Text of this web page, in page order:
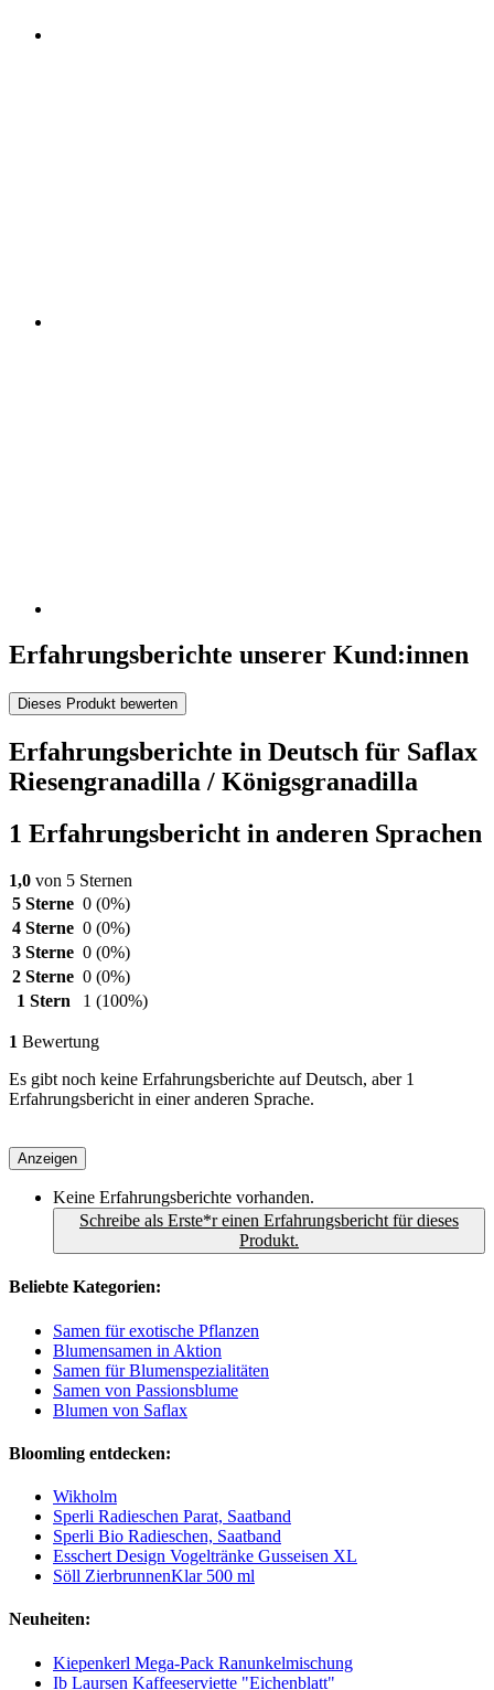
Erfahrungsberichte unserer Kund:innen
Dieses Produkt bewerten
Erfahrungsberichte in Deutsch für Saflax
Riesengranadilla / Königsgranadilla
1 Erfahrungsbericht in anderen Sprachen
1,0 von 5 Sternen
5 Sterne 0 (0%)
4 Sterne 0 (0%)
3 Sterne 0 (0%)
2 Sterne 0 (0%)
1 Stern
1 (100%)
1 Bewertung
Es gibt noch keine Erfahrungsberichte auf Deutsch, aber 1
Erfahrungsbericht in einer anderen Sprache.
Anzeigen
Keine Erfahrungsberichte vorhanden.
Schreibe als Erste*r einen Erfahrungsbericht für dieses
Produkt.
Beliebte Kategorien:
Samen für exotische Pflanzen
Blumensamen in Aktion
Samen für Blumenspezialitäten
Samen von Passionsblume
Blumen von Saflax
Bloomling entdecken:
Wikholm
Sperli Radieschen Parat, Saatband
Sperli Bio Radieschen, Saatband
Esschert Design Vogeltränke Gusseisen XL
Söll ZierbrunnenKlar 500 ml
Neuheiten:
Kiepenkerl Mega-Pack Ranunkelmischung
Ib Laursen Kaffeeserviette "Eichenblatt"